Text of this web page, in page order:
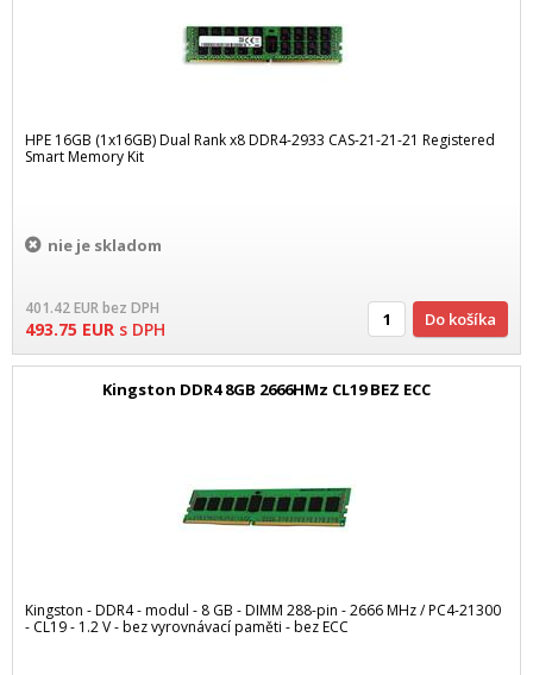
HPE 16GB (1x16GB) Dual Rank x8 DDR4-2933 CAS-21-21-21 Registered
Smart Memory Kit
nie je skladom
401.42EURbez DPH
493.75 EUR s DPH Do košíka
Kingston DDR4 8GB 2666HMz CL19 BEZ ECC
Kingston - DDR4 - modul - 8 GB - DIMM 288-pin - 2666 MHz / PC4-21300
- CL19 - 1.2 V - bez vyrovnávací paměti - bez ECC